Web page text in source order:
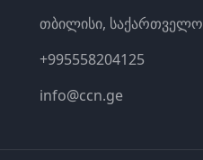
თბილისი, საქართველო
+995558204125
info@ccn.ge